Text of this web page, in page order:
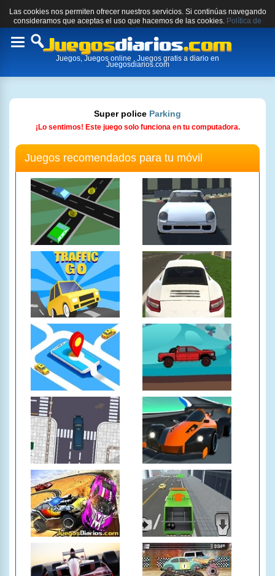
Las cookies nos permiten ofrecer nuestros servicios. Si continúas navegando
consideramos que aceptas el uso que hacemos de las cookies. Política de
cookies.
Toggle
Juegos, Juegos online , Juegos gratis a diario en
Juegosdiarios.com
Super police Parking
¡Lo sentimos! Este juego solo funciona en tu computadora.
Juegos recomendados para tu móvil